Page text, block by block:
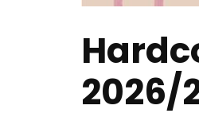
2026/